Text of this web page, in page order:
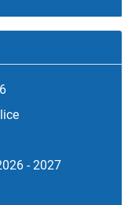
- 2027